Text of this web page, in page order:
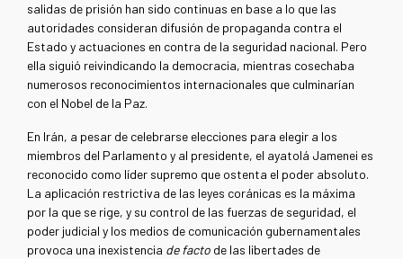
salidas de prisión han sido continuas en base a lo que las
autoridades consideran difusión de propaganda contra el
Estado y actuaciones en contra de la seguridad nacional. Pero
ella siguió reivindicando la democracia, mientras cosechaba
numerosos reconocimientos internacionales que culminarían
con el Nobel de la Paz.
En Irán, a pesar de celebrarse elecciones para elegir a los
miembros del Parlamento y al presidente, el ayatolá Jamenei es
reconocido como líder supremo que ostenta el poder absoluto.
La aplicación restrictiva de las leyes coránicas es la máxima
por la que se rige, y su control de las fuerzas de seguridad, el
poder judicial y los medios de comunicación gubernamentales
provoca una inexistencia de facto de las libertades de